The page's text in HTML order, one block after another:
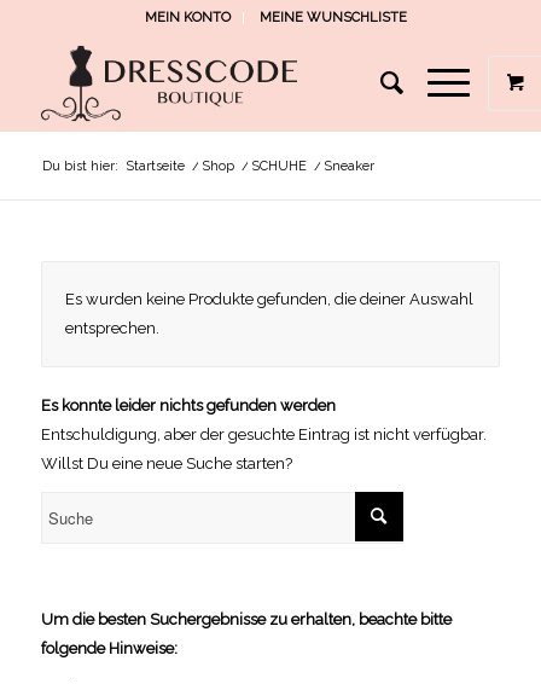
MEIN KONTO MEINE WUNSCHLISTE
Du bist hier: Startseite / Shop / SCHUHE / Sneaker
Es wurden keine Produkte gefunden, die deiner Auswahl
entsprechen.
Es konnte leider nichts gefunden werden
Entschuldigung, aber der gesuchte Eintrag ist nicht verfügbar.
Willst Du eine neue Suche starten?
Um die besten Suchergebnisse zu erhalten, beachte bitte
folgende Hinweise: